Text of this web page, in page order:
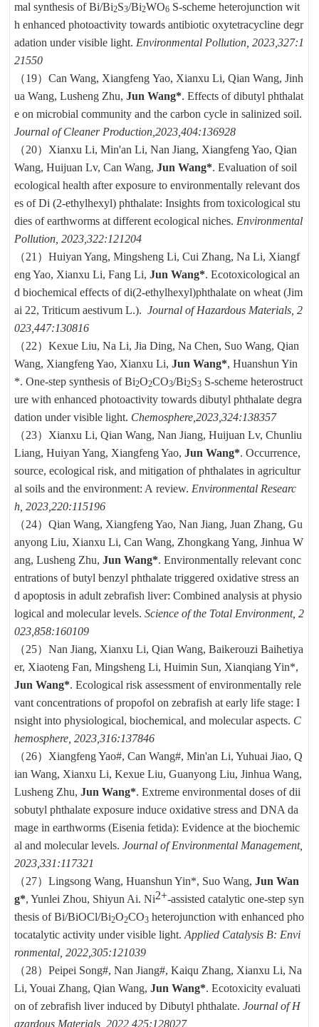
mal synthesis of Bi/Bi2S3/Bi2WO6 S-scheme heterojunction wit
h enhanced photoactivity towards antibiotic oxytetracycline degr
adation under visible light. Environmental Pollution, 2023,327:1
21550
（19）Can Wang, Xiangfeng Yao, Xianxu Li, Qian Wang, Jinh
ua Wang, Lusheng Zhu,Jun Wang*. Effects of dibutyl phthalat
e on microbial community and the carbon cycle in salinized soil.
Journal of Cleaner Production,2023,404:136928
（20） Xianxu Li, Min'an Li, Nan Jiang, Xiangfeng Yao, Qian
Wang, Huijuan Lv, Can Wang,Jun Wang*. Evaluation of soil
ecological health after exposure to environmentally relevant dos
es of Di (2-ethylhexyl) phthalate: Insights from toxicological stu
dies of earthworms at different ecological niches. Environmental
Pollution, 2023,322:121204
（21）Huiyan Yang, Mingsheng Li, Cui Zhang, Na Li, Xiangf
eng Yao, Xianxu Li, Fang Li,Jun Wang*. Ecotoxicological an
d biochemical effects of di(2-ethylhexyl)phthalate onwheat (Jim
ai 22, Triticum aestivum L.).Journal of Hazardous Materials, 2
023,447:130816
（22）Kexue Liu, Na Li, Jia Ding, Na Chen, Suo Wang, Qian
Wang, Xiangfeng Yao, Xianxu Li,Jun Wang*, Huanshun Yin
*. One-step synthesis of Bi2O2CO3/Bi2S3 S-scheme heterostruct
ure with enhanced photoactivity towards dibutyl phthalate degra
dation under visible light. Chemosphere ,2023,324:138357
（23） Xianxu Li, Qian Wang, Nan Jiang, Huijuan Lv, Chunliu
Liang, Huiyan Yang, Xiangfeng Yao,Jun Wang*. Occurrence,
source, ecological risk, and mitigation of phthalates in agricultur
al soils and the environment: Areview. Environmental Researc
h, 2023,220:115196
（24）Qian Wang, Xiangfeng Yao, Nan Jiang, Juan Zhang, Gu
anyong Liu, Xianxu Li, Can Wang, Zhongkang Yang, Jinhua W
ang, Lusheng Zhu,Jun Wang*. Environmentally relevant conc
entrations of butyl benzyl phthalate triggered oxidative stress an
d apoptosis in adult zebrafish liver: Combined analysis at physio
logical and molecular levels.Science of the Total Environment, 2
023,858:160109
（25）Nan Jiang, Xianxu Li, Qian Wang, Baikerouzi Baihetiya
er, Xiaoteng Fan, Mingsheng Li, Huimin Sun, Xianqiang Yin*,
Jun Wang*. Ecological risk assessment of environmentally rele
vant concentrations of propofol on zebrafish at early life stage: I
nsight into physiological, biochemical, and molecular aspects. C
hemosphere, 2023,316:137846
（26） Xiangfeng Yao#, Can Wang#, Min'an Li, Yuhuai Jiao, Q
ian Wang, Xianxu Li, Kexue Liu, Guanyong Liu, Jinhua Wang,
Lusheng Zhu,Jun Wang*. Extreme environmental doses of dii
sobutyl phthalate exposure induce oxidative stress and DNA da
mage in earthworms (Eisenia fetida): Evidence at the biochemic
al and molecular levels.Journal of Environmental Management,
2023,331:117321
（27）Lingsong Wang, Huanshun Yin*, Suo Wang,Jun Wan
g*, Yunlei Zhou, Shiyun Ai. Ni2+-assisted catalytic one-step syn
thesis of Bi/BiOCl/Bi2O2CO3 heterojunction with enhanced pho
tocatalytic activity under visible light.Applied Catalysis B: Envi
ronmental, 2022,305:121039
（28）Peipei Song#, Nan Jiang#, Kaiqu Zhang, Xianxu Li, Na
Li, Youai Zhang, Qian Wang,Jun Wang*. Ecotoxicity evaluati
on of zebrafish liver induced by Dibutyl phthalate.Journal of H
azardous Materials, 2022,425:128027